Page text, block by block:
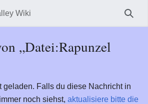
Wiki
„Datei:Rapunzel
geladen. Falls du diese Nachricht in
noch siehst, aktualisiere bitte die